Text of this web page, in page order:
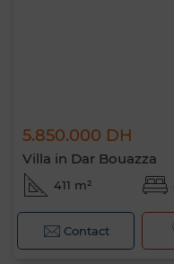
5.850.000 DH
Villa in Dar Bouazza
411 m²
Contact